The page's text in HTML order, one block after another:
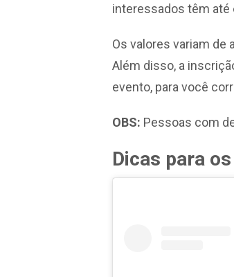
interessados têm até
Os valores variam
Além disso, a
evento, para você
OBS: Pessoas com
Dicas para